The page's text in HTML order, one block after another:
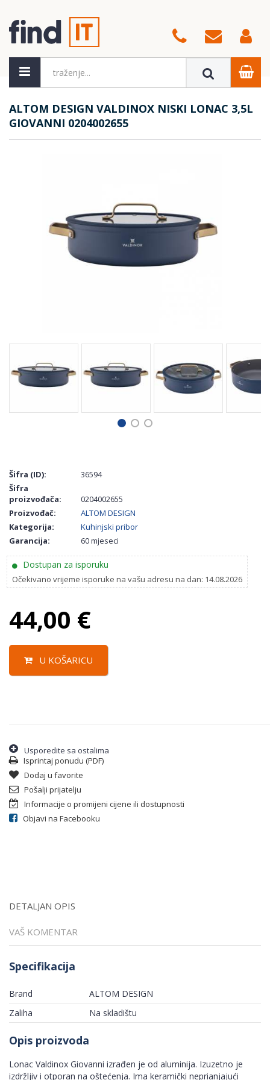
ALTOM DESIGN VALDINOX NISKI LONAC 3,5L
GIOVANNI 0204002655
Šifra (ID):
36594
Šifra
proizvođača:
0204002655
Proizvođač:
ALTOM DESIGN
Kategorija:
Kuhinjski pribor
Garancija:
60 mjeseci
Dostupan za isporuku
Očekivano vrijeme isporuke na vašu adresu na dan: 14.08.2026
44,00 €
U KOŠARICU
Usporedite sa ostalima
Isprintaj ponudu (PDF)
Dodaj u favorite
Pošalji prijatelju
Informacije o promijeni cijene ili dostupnosti
Objavi na Facebooku
DETALJAN OPIS
VAŠ KOMENTAR
Specifikacija
Brand
ALTOM DESIGN
Zaliha
Na skladištu
Opis proizvoda
Lonac Valdinox Giovanni izrađen je od aluminija. Izuzetno je
izdržljiv i otporan na oštećenja. Ima keramički neprianjajući